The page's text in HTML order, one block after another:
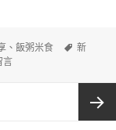
、飯粥米食
標
新
竹]黑隆美食 鄰近大遠百〉
言